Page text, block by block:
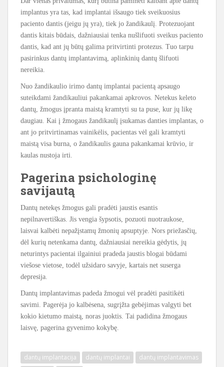
implantus yra tas, kad implantai išsaugo tiek sveikuosius
paciento dantis (jeigu jų yra), tiek jo žandikaulį. Protezuojant
dantis kitais būdais, dažniausiai tenka nušlifuoti sveikus paciento
dantis, kad ant jų būtų galima pritvirtinti protezus. Tuo tarpu
pasirinkus dantų implantavimą, aplinkinių dantų šlifuoti
nereikia.
Nuo žandikaulio irimo dantų implantai pacientą apsaugo
suteikdami žandikauliui pakankamai apkrovos. Netekus keleto
dantų, žmogus įpranta maistą kramtyti su ta puse, kur jų likę
daugiau. Kai į žmogaus žandikaulį įsukamas danties implantas, o
ant jo pritvirtinamas vainikėlis, pacientas vėl gali kramtyti
maistą visa burna, o žandikaulis gauna pakankamai krūvio, ir
kaulas nustoja irti.
Pagerina psichologinę
savijautą
Dantų netekęs žmogus gali pradėti jaustis esantis
nepilnavertiškas. Jis vengia šypsotis, pozuoti nuotraukose,
laisvai kalbėti nepažįstamų žmonių apsuptyje. Nors priežasčių,
dėl kurių netenkama dantų, dažniausiai nereikia gėdytis, jų
neturintys pacientai ilgainiui pradeda jaustis blogai būdami
viešose vietose, todėl užsidaro savyje, kartais net suserga
depresija.
Dantų implantavimas padeda žmogui vėl pradėti pasitikėti
savimi. Pagerėja jo kalbėsena, sugrįžta gebėjimas valgyti bet
kokio kietumo maistą, noras juoktis. Tai padidina žmogaus
laisvę, pagerina gyvenimo kokybę.
dantų implantacija dantų implantai
dantų implantavimas